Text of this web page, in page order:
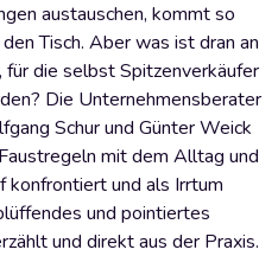
austauschen, kommt so
Tisch. Aber was ist dran an
die selbst Spitzenverkäufer
Die Unternehmensberater
Schur und Günter Weick
mit dem Alltag und
konfrontiert und als Irrtum
und pointiertes
und direkt aus der Praxis.